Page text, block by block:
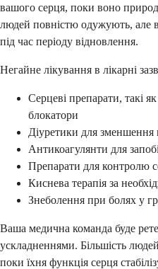
вашого серця, поки воно
людей повністю одужують, але
під час періоду відновлення.
Негайне лікування в лікарні
Серцеві препарати, такі
блокатори
Діуретики для зменшення
Антикоагулянти для
Препарати для контролю
Киснева терапія за
Знеболення при болях у
Ваша медична команда буде
ускладненнями. Більшість
поки їхня функція серця